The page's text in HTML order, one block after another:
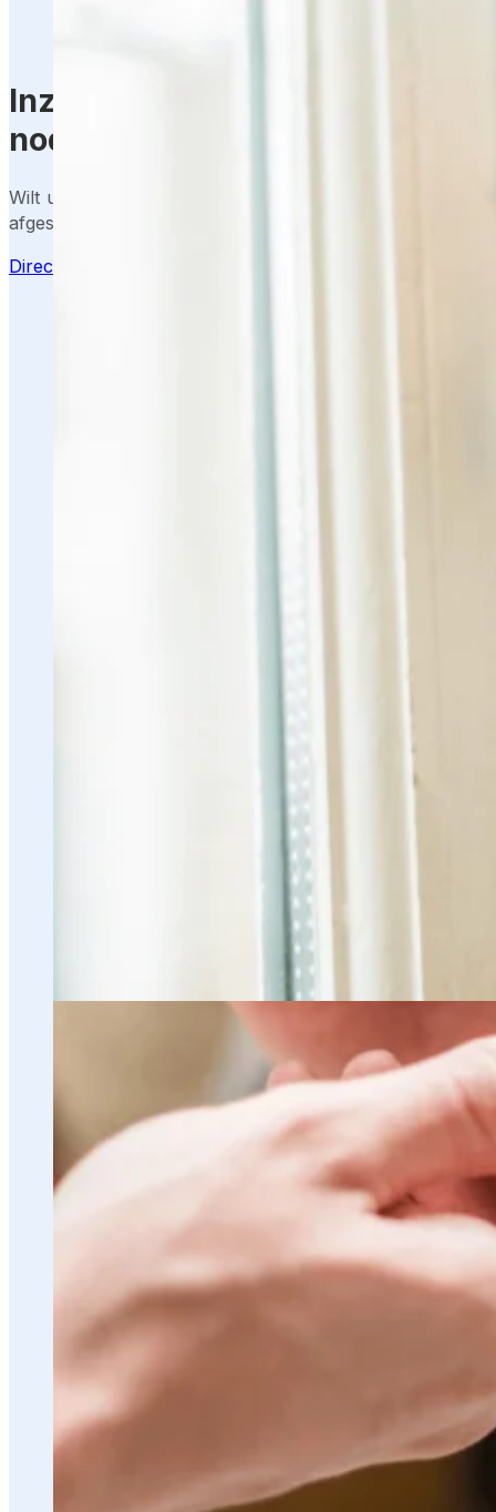
Inzicht in de kosten van een
nodig?
Wilt u weten wat een slimme Bold Smart Lock oplossing
afgestemd op uw situatie en gebruik?
Direct aanvragen